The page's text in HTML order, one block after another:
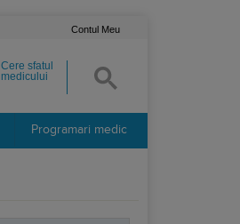
Contul Meu
Cere sfatul
medicului
Programari medic